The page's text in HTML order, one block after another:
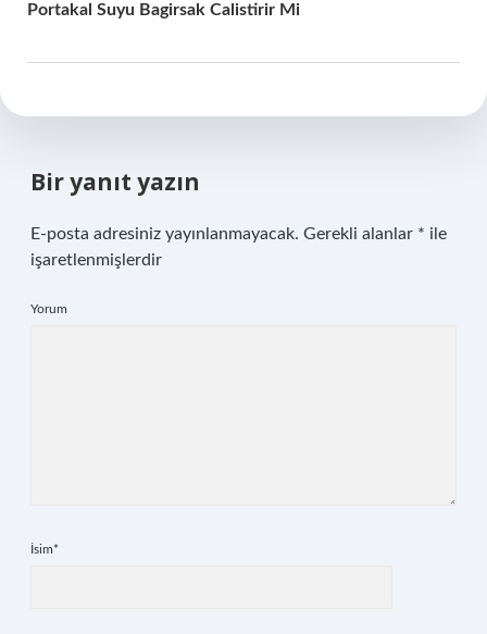
Portakal Suyu Bagirsak Calistirir Mi
Bir yanıt yazın
E-posta adresiniz yayınlanmayacak. Gerekli alanlar * ile
işaretlenmişlerdir
Yorum
İsim*